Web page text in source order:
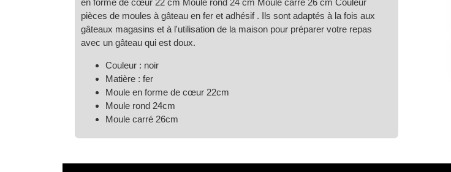
en forme de cœur 22 cm Moule rond 24 cm Moule carré 26 cm Couleur
pièces de moules à gâteau en fer et adhésif . Ils sont adaptés à la fois aux
gâteaux magasins et à l'utilisation de la maison pour préparer votre repas
avec un gâteau qui est doux.
Couleur : noir
Matière : fer
Moule en forme de cœur 22cm
Moule rond 24cm
Moule carré 26cm